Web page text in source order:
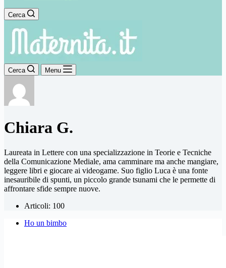
Cerca
Cerca Menu
Chiara G.
Laureata in Lettere con una specializzazione in Teorie e Tecniche
della Comunicazione Mediale, ama camminare ma anche mangiare,
leggere libri e giocare ai videogame. Suo figlio Luca è una fonte
inesauribile di spunti, un piccolo grande tsunami che le permette di
affrontare sfide sempre nuove.
Articoli: 100
Ho un bimbo